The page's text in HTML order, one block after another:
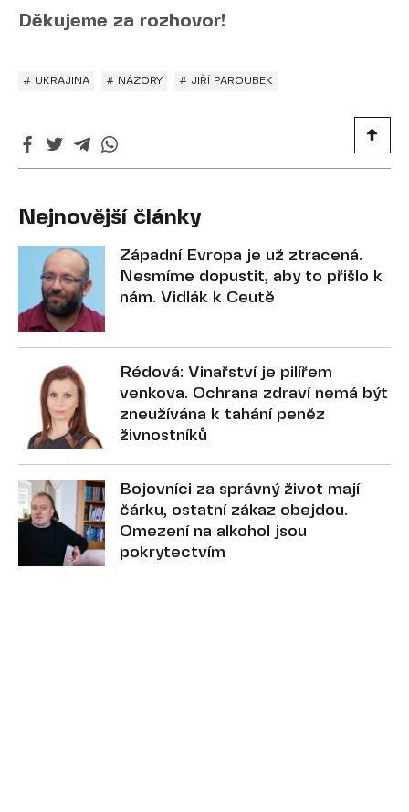
Děkujeme za rozhovor!
# UKRAJINA # NÁZORY # JIŘÍ PAROUBEK
Nejnovější články
Západní Evropa je už ztracená.
Nesmíme dopustit, aby to přišlo k
nám. Vidlák k Ceutě
Rédová: Vinařství je pilířem
venkova. Ochrana zdraví nemá být
zneužívána k tahání peněz
živnostníků
Bojovníci za správný život mají
čárku, ostatní zákaz obejdou.
Omezení na alkohol jsou
pokrytectvím